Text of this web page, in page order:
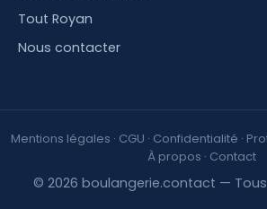
Tout Royan
Nous contacter
Mentions légales · CGU · Confidentialité ·
À propos · Contact
© 2026 boulangerie.contact —